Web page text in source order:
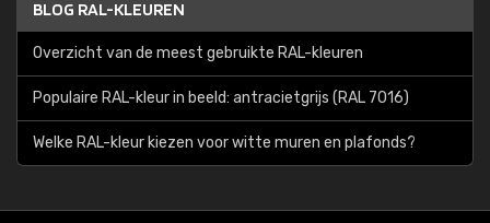
BLOG RAL-KLEUREN
Overzicht van de meest gebruikte RAL-kleuren
Populaire RAL-kleur in beeld: antracietgrijs (RAL 7016)
Welke RAL-kleur kiezen voor witte muren en plafonds?